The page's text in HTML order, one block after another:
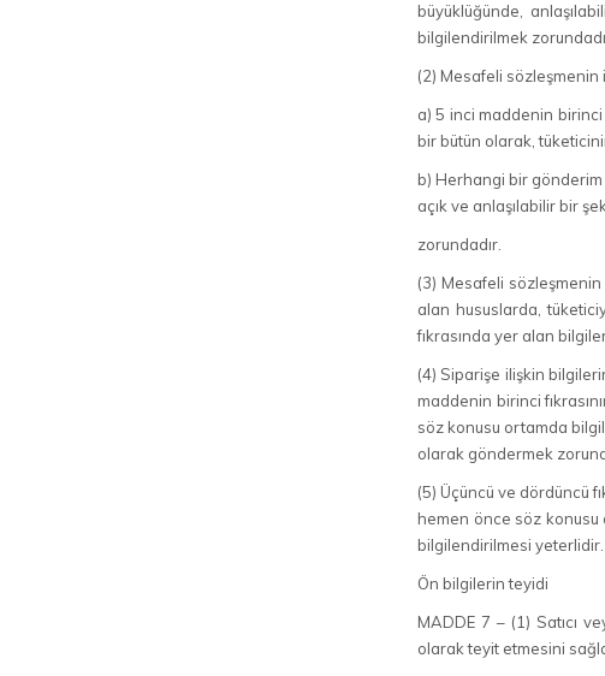
büyüklüğünde,
bilgilendirilmek
(2) Mesafeli sözleşmenin
a) 5 inci maddenin birinci
bir bütün olarak,
b) Herhangi bir gönderim
açık ve anlaşılabilir bir
zorundadır.
(3) Mesafeli sözleşmenin
alan hususlarda,
fıkrasında yer alan
(4) Siparişe ilişkin
maddenin birinci
söz konusu ortamda
olarak göndermek
(5) Üçüncü ve dördüncü
hemen önce söz konusu
bilgilendirilmesi yeterlidir.
Ön bilgilerin teyidi
MADDE 7 – (1) Satıcı
olarak teyit etmesini